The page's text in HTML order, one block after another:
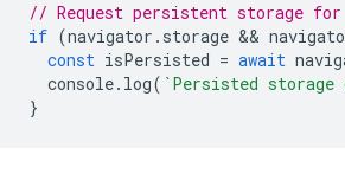
// Request persistent storage
if (navigator . storage &&
const isPersisted = await
console. log( `Persisted storage
}